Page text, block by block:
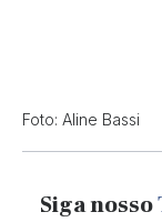
Foto: Aline Bassi
Siga nosso